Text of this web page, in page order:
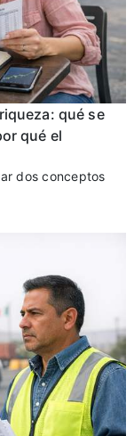
qué se
qué el
dos conceptos